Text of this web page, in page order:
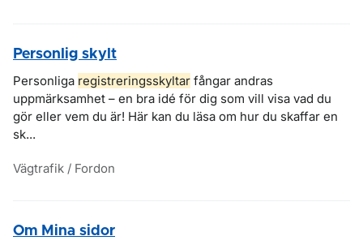
Personlig skylt
Personliga registreringsskyltar fångar andras
uppmärksamhet – en bra idé för dig som vill visa vad du
gör eller vem du är! Här kan du läsa om hur du skaffar en
sk...
Vägtrafik / Fordon
Om Mina sidor